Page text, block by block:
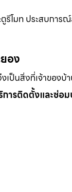
รีโมท ประสบการ
อง
ป็นสิ่งที่เจ้าของบ้า
การติดตั้งและซ่อม